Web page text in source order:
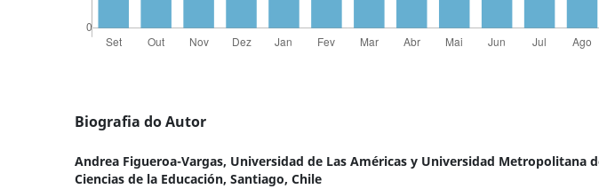
Biografia do Autor
Andrea Figueroa-Vargas, Universidad de Las Américas y Universidad Metropolitana
Ciencias de la Educación, Santiago, Chile